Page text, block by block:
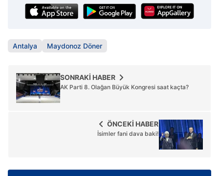
Antalya Maydonoz Döner
SONRAKİ HABER
AK Parti 8. Olağan Büyük Kongresi saat kaçta?
ÖNCEKİ HABER
İsimler fani dava baki!